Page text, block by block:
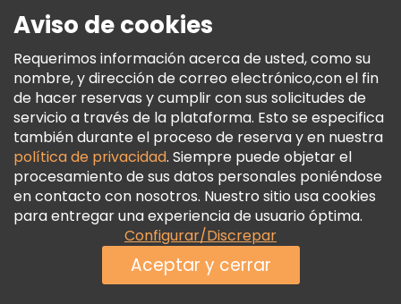
Términos E Información Legal
Política De Cookies
Freetour Premios
Programa De Fidelidad
Aviso de cookies
Requerimos información acerca de usted, como su
nombre, y dirección de correo electrónico,con el fin
de hacer reservas y cumplir con sus solicitudes de
servicio a través de la plataforma. Esto se especifica
también durante el proceso de reserva y en nuestra
política de privacidad. Siempre puede objetar el
procesamiento de sus datos personales poniéndose
en contacto con nosotros. Nuestro sitio usa cookies
para entregar una experiencia de usuario óptima.
Configurar/Discrepar
Aceptar y cerrar